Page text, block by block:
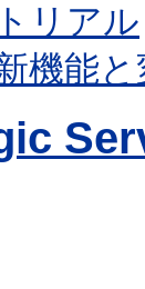
リアル
機能と